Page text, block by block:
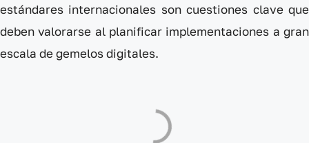
estándares internacionales son cuestiones clave que
deben valorarse al planificar implementaciones a gran
escala de gemelos digitales.